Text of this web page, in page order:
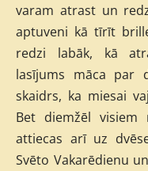
varam atrast un
aptuveni kā tīrīt
redzi labāk, kā
lasījums māca par
skaidrs, ka miesai
Bet diemžēl
attiecas arī uz
Svēto Vakarēdienu